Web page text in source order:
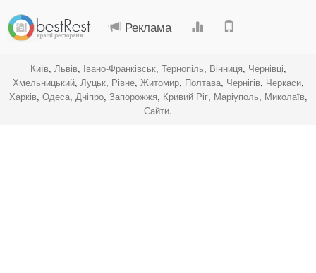
Реклама
Київ, Львів, Івано-Франківськ, Тернопіль, Вінниця, Чернівці,
Хмельницький, Луцьк, Рівне, Житомир, Полтава, Чернігів, Черкаси,
Харків, Одеса, Дніпро, Запорожжя, Кривий Ріг, Маріуполь, Миколаїв,
Сайти.